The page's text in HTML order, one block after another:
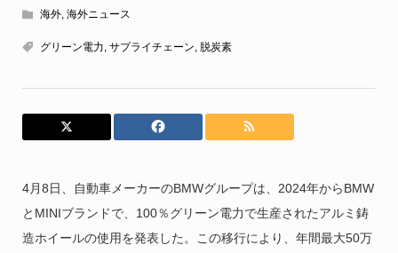
海外, 海外ニュース
グリーン電力, サプライチェーン, 脱炭素
4月8日、自動車メーカーのBMWグループは、2024年からBMW
とMINIブランドで、100％グリーン電力で生産されたアルミ鋳
造ホイールの使用を発表した。この移行により、年間最大50万